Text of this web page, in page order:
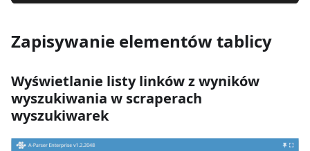
Zapisywanie elementów tablicy
Wyświetlanie listy linków z wyników
wyszukiwania w scraperach
wyszukiwarek